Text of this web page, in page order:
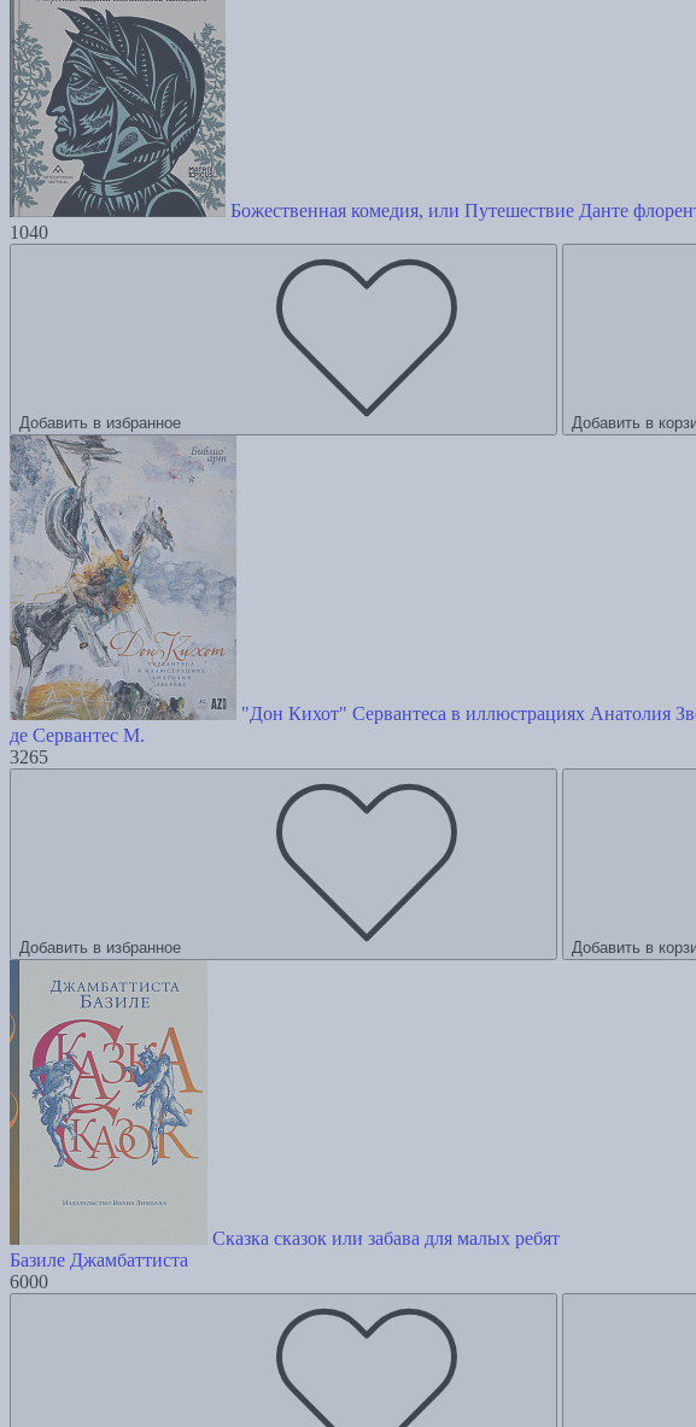
Божественная комедия, или Путешествие Данте
1040
Добавить в избранное Добавить в
"Дон Кихот" Сервантеса в иллюстрациях Анатолия
де Сервантес М.
3265
Добавить в избранное Добавить в
Сказка сказок или забава для малых ребят
Базиле Джамбаттиста
6000